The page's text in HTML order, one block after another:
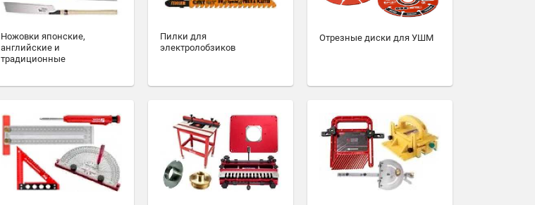
Ножовки японские,
английские и
традиционные
Пилки для
электролобзиков
Отрезные диски для УШМ